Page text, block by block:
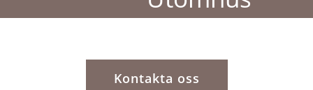
Kontakta oss